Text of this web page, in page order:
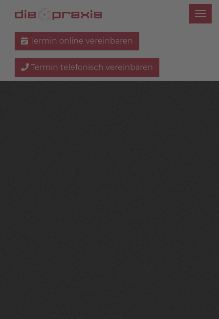
Termin online vereinbaren
Termin telefonisch vereinbaren